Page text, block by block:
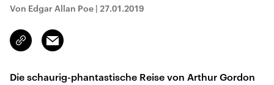
Von Edgar Allan Poe | 27.01.2019
Link
kopieren/teilen
Email
Die schaurig-phantastische Reise von Arthur Gordon